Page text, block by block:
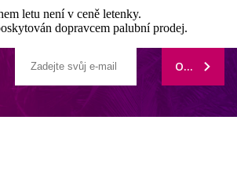
letu není v ceně letenky.
dopravcem palubní prodej.
ODEBÍRAT